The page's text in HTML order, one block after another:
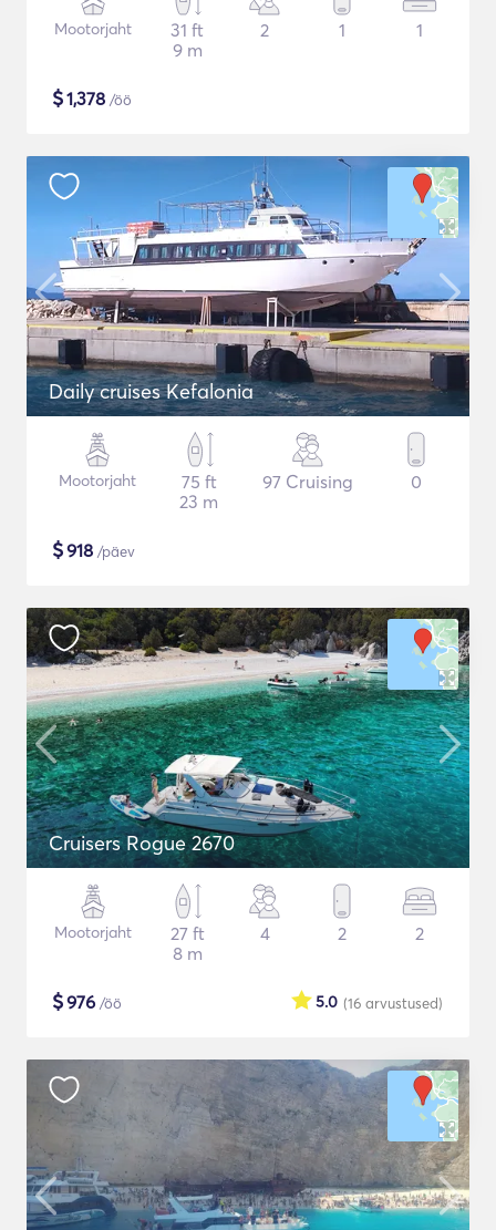
Mootorjaht
31 ft
9 m
2 1 1
$1,378 /öö
Daily cruises Kefalonia
Mootorjaht
75 ft
23 m
97 Cruising 0
$918 /päev
Cruisers Rogue 2670
Mootorjaht
27 ft
8 m
4 2 2
$976 /öö (16 arvustused)
5.0